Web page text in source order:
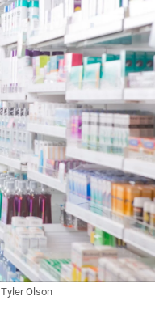
Tyler Olson